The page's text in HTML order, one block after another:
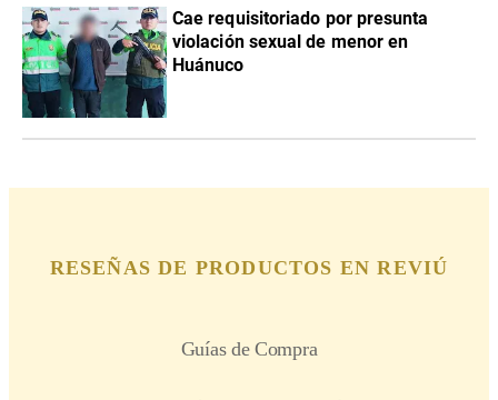
Cae requisitoriado por presunta
violación sexual de menor en
Huánuco